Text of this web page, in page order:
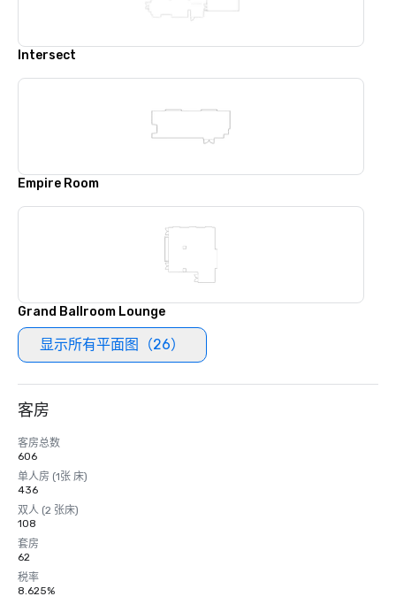
Intersect
Empire Room
Grand Ballroom Lounge
显示所有平面图（26）
客房
客房总数
606
单人房 (1张 床)
436
双人 (2 张床)
108
套房
62
税率
8.625%